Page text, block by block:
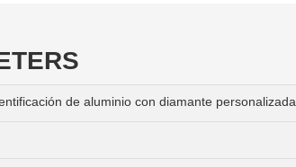
de aluminio con diamante personalizada